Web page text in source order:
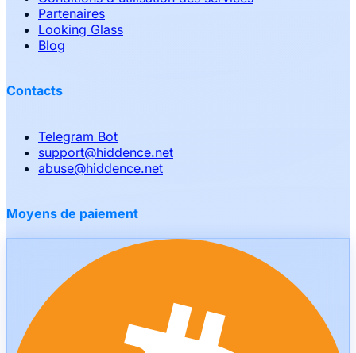
Partenaires
Looking Glass
Blog
Contacts
Telegram Bot
support@hiddence.net
abuse@hiddence.net
Moyens de paiement